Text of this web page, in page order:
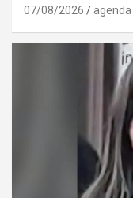
07/08/2026 agenda